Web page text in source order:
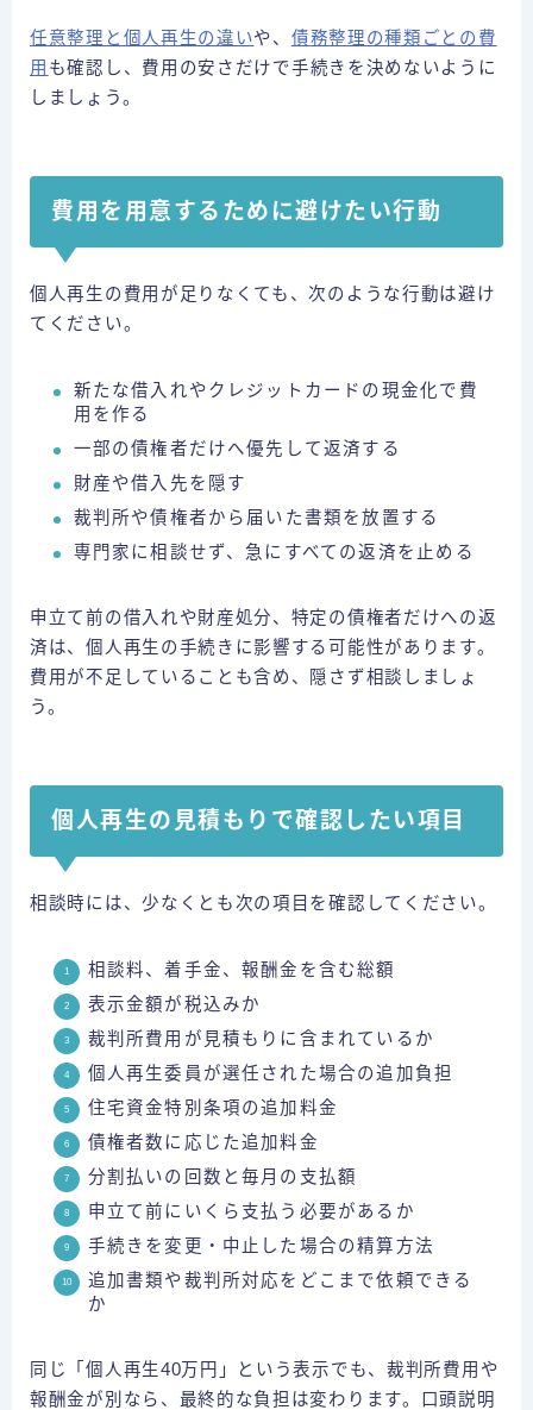
任意整理と個人再生の違いや、 債務整理の種類ごとの費
用 も確認し、費用の安さだけで手続きを決めないように
しましょう。
費用を用意するために避けたい行動
個人再生の費用が足りなくても、次のような行動は避け
てください。
新たな借入れやクレジットカードの現金化で費
用を作る
一部の債権者だけへ優先して返済する
財産や借入先を隠す
裁判所や債権者から届いた書類を放置する
専門家に相談せず、急にすべての返済を止める
申立て前の借入れや財産処分、特定の債権者だけへの返
済は、個人再生の手続きに影響する可能性があります。
費用が不足していることも含め、隠さず相談しましょ
う。
個人再生の見積もりで確認したい項目
相談時には、少なくとも次の項目を確認してください。
相談料、着手金、報酬金を含む総額
表示金額が税込みか
裁判所費用が見積もりに含まれているか
個人再生委員が選任された場合の追加負担
住宅資金特別条項の追加料金
債権者数に応じた追加料金
分割払いの回数と毎月の支払額
申立て前にいくら支払う必要があるか
手続きを変更・中止した場合の精算方法
追加書類や裁判所対応をどこまで依頼できる
か
同じ「個人再生40万円」という表示でも、裁判所費用や
報酬金が別なら、最終的な負担は変わります。口頭説明